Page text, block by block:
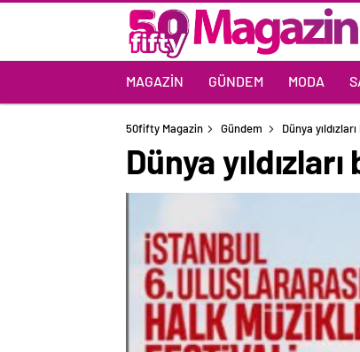
MAGAZIN GÜNDEM MODA
50fifty Magazin Gündem Dünya
Dünya